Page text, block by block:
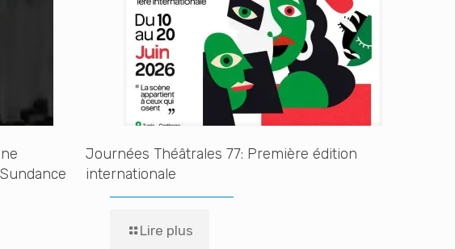
Journées Théâtrales 77: Première édition
internationale
Lire plus